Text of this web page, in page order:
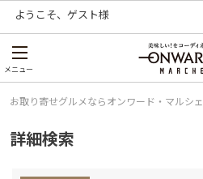
ようこそ、 ゲスト様
メニュー
お取り寄せグルメならオンワード・マルシェ
詳細検索